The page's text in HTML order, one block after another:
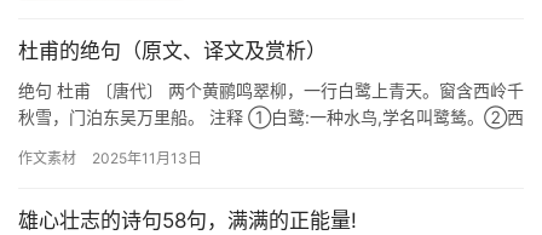
杜甫的绝句（原文、译文及赏析）
绝句 杜甫 〔唐代〕 两个黄鹂鸣翠柳，一行白鹭上青天。窗含西岭千
秋雪，门泊东吴万里船。 注释 ①白鹭:一种水鸟,学名叫鹭鸶。②西
作文素材 2025年11月13日
雄心壮志的诗句58句，满满的正能量!